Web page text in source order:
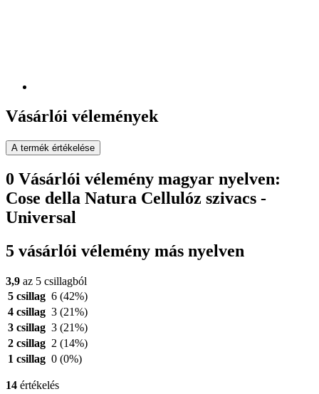
Vásárlói vélemények
A termék értékelése
0 Vásárlói vélemény magyar nyelven:
Cose della Natura Cellulóz szivacs -
Universal
5 vásárlói vélemény más nyelven
3,9 az 5 csillagból
5 csillag 6 (42%)
4 csillag 3 (21%)
3 csillag 3 (21%)
2 csillag 2 (14%)
1 csillag 0 (0%)
14 értékelés